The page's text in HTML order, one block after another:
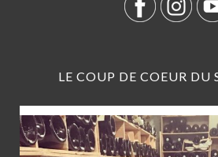
LE COUP DE COEUR DU